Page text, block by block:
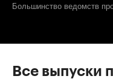
Большинство ведомств
Все выпуски